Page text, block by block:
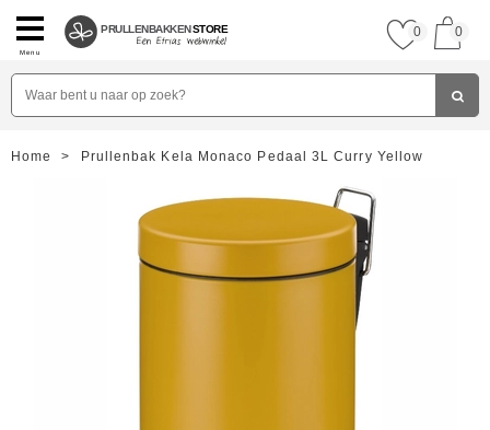
Menu
PRULLENBAKKENSTORE 0 0
Home > Prullenbak Kela Monaco Pedaal 3L Curry Yellow